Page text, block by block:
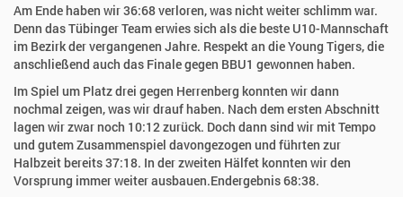
Am Ende haben wir 36:68 verloren, was nicht weiter schlimm war.
Denn das Tübinger Team erwies sich als die beste U10-Mannschaft
im Bezirk der vergangenen Jahre. Respekt an die Young Tigers, die
anschließend auch das Finale gegen BBU1 gewonnen haben.
Im Spiel um Platz drei gegen Herrenberg konnten wir dann
nochmal zeigen, was wir drauf haben. Nach dem ersten Abschnitt
lagen wir zwar noch 10:12 zurück. Doch dann sind wir mit Tempo
und gutem Zusammenspiel davongezogen und führten zur
Halbzeit bereits 37:18. In der zweiten Hälfet konnten wir den
Vorsprung immer weiter ausbauen.Endergebnis 68:38.